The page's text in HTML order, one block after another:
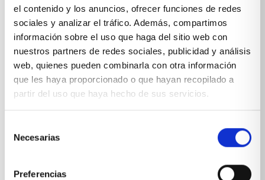
el contenido y los anuncios, ofrecer funciones de redes
sociales y analizar el tráfico. Además, compartimos
información sobre el uso que haga del sitio web con
nuestros partners de redes sociales, publicidad y análisis
web, quienes pueden combinarla con otra información
que les haya proporcionado o que hayan recopilado a
partir del uso que haya hecho de sus servicios.
Necesarias
Preferencias
E-MAIL
*Suscribiéndote aceptas nuestrapolítica de privacidad